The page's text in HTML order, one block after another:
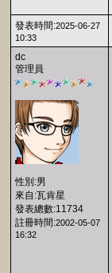
發表時間:2025-06-27
10:33
dc
管理員
性別:男
來自:瓦肯星
發表總數:11734
註冊時間:2002-05-07
16:32